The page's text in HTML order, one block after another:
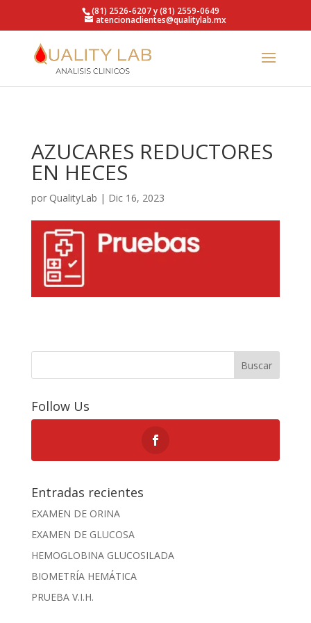
https://qualitylab.mx/(81) 2526-6207 y (81) 2559-0649
atencionaclientes@qualitylab.mx
AZUCARES REDUCTORES
EN HECES
por QualityLab | Dic 16, 2023
Buscar
Follow Us
Entradas recientes
EXAMEN DE ORINA
EXAMEN DE GLUCOSA
HEMOGLOBINA GLUCOSILADA
BIOMETRÍA HEMÁTICA
PRUEBA V.I.H.